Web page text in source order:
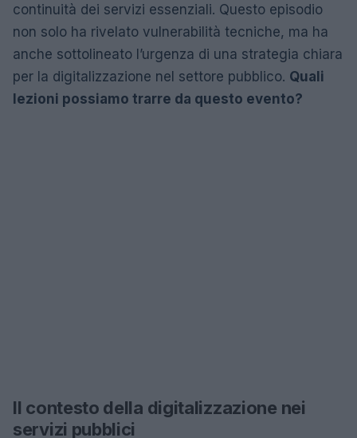
continuità dei servizi essenziali. Questo episodio
non solo ha rivelato vulnerabilità tecniche, ma ha
anche sottolineato l’urgenza di una strategia chiara
per la digitalizzazione nel settore pubblico. Quali
lezioni possiamo trarre da questo evento?
Il contesto della digitalizzazione nei
servizi pubblici